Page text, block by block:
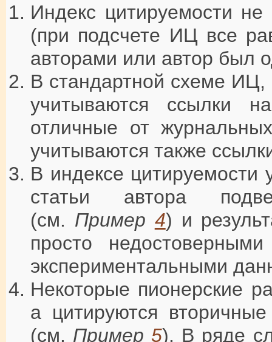
Индекс цитируемости
(при подсчете ИЦ все
авторами или автор был
В стандартной схеме ИЦ,
учитываются ссылки
отличные от
учитываются также
В индексе цитируемости
статьи автора
(см. Пример 4) и
просто
экспериментальными
Некоторые пионерские
а цитируются
(см. Пример 5). В ряде